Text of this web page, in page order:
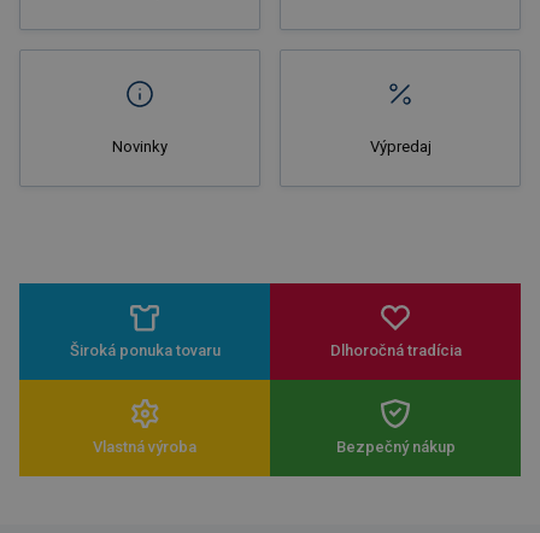
Novinky Výpredaj
Široká ponuka tovaru Dlhoročná tradícia
Vlastná výroba Bezpečný nákup